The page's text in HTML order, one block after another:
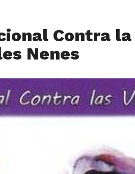
Contra
Nenes